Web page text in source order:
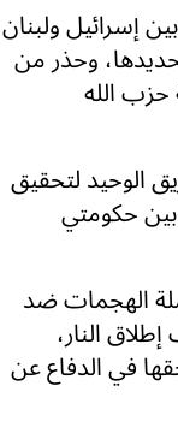
إسرائيل ولبنان
وحذر من
حزب الله
الوحيد لتحقيق
حكومتي
الهجمات ضد
النار،
في الدفاع عن